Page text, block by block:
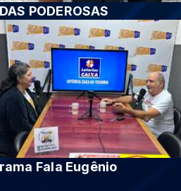
PODEROSAS
Fala Eugênio